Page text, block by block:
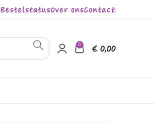
BestelstatusOver onsContact
0 € 0,00